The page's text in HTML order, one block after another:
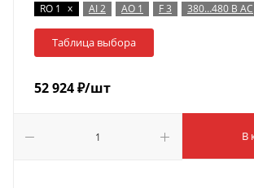
RO 1 x AI 2 AO 1 F 3 380…480 В AC
Таблица выбора
52 924₽/шт
В